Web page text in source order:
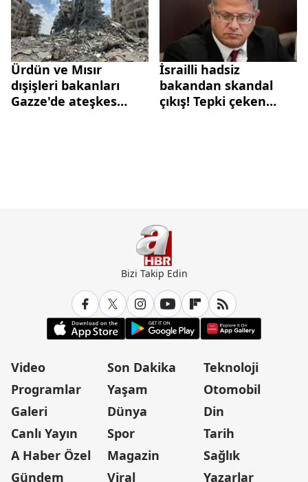
Ürdün ve Mısır
dışişleri bakanları
Gazze'de ateşkes
İsrailli hadsiz
bakandan skandal
çıkış! Tepki çeken
Bizi Takip Edin
Video
Programlar
Galeri
Canlı Yayın
A Haber Özel
Gündem
Son Dakika
Yaşam
Dünya
Spor
Magazin
Viral
Teknoloji
Otomobil
Din
Tarih
Sağlık
Yazarlar